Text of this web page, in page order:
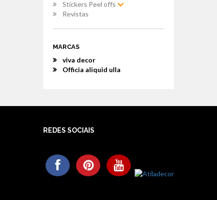
Stickers Peel offs
Revistas
MARCAS
viva decor
Officia aliquid ulla
REDES SOCIAIS